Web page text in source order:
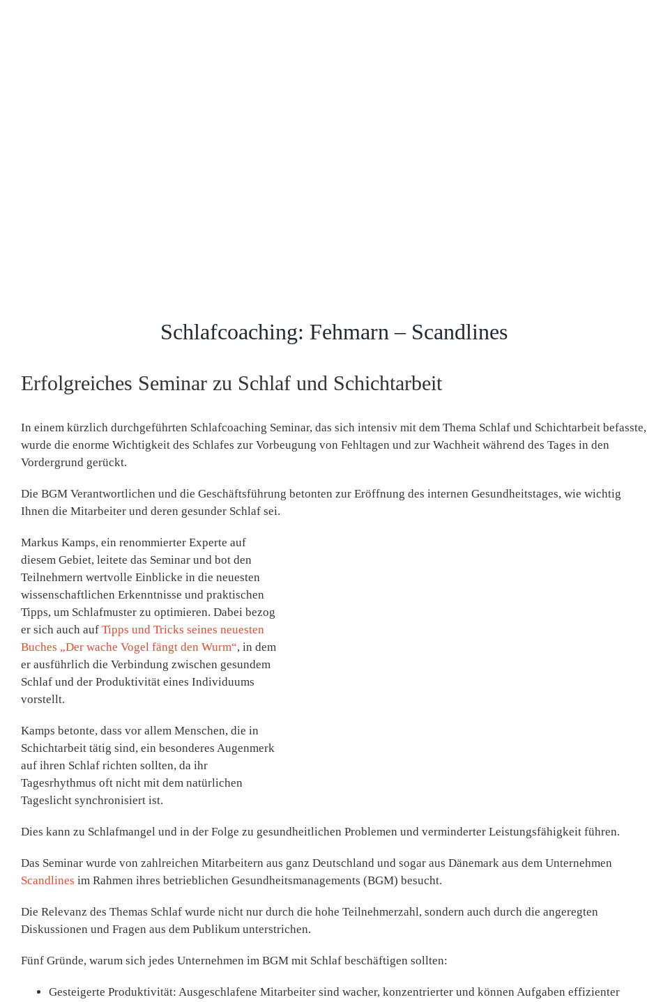
Schlafcoaching: Fehmarn – Scandlines
Erfolgreiches Seminar zu Schlaf und Schichtarbeit
In einem kürzlich durchgeführten Schlafcoaching Seminar, das sich intensiv mit dem Thema Schlaf und Schichtarbeit befasste,
wurde die enorme Wichtigkeit des Schlafes zur Vorbeugung von Fehltagen und zur Wachheit während des Tages in den
Vordergrund gerückt.
Die BGM Verantwortlichen und die Geschäftsführung betonten zur Eröffnung des internen Gesundheitstages, wie wichtig
Ihnen die Mitarbeiter und deren gesunder Schlaf sei.
Markus Kamps, ein renommierter Experte auf
diesem Gebiet, leitete das Seminar und bot den
Teilnehmern wertvolle Einblicke in die neuesten
wissenschaftlichen Erkenntnisse und praktischen
Tipps, um Schlafmuster zu optimieren. Dabei bezog
er sich auch auf Tipps und Tricks seines neuesten
Buches „Der wache Vogel fängt den Wurm“, in dem
er ausführlich die Verbindung zwischen gesundem
Schlaf und der Produktivität eines Individuums
vorstellt.
Kamps betonte, dass vor allem Menschen, die in
Schichtarbeit tätig sind, ein besonderes Augenmerk
auf ihren Schlaf richten sollten, da ihr
Tagesrhythmus oft nicht mit dem natürlichen
Tageslicht synchronisiert ist.
Dies kann zu Schlafmangel und in der Folge zu gesundheitlichen Problemen und verminderter Leistungsfähigkeit führen.
Das Seminar wurde von zahlreichen Mitarbeitern aus ganz Deutschland und sogar aus Dänemark aus dem Unternehmen
Scandlines im Rahmen ihres betrieblichen Gesundheitsmanagements (BGM) besucht.
Die Relevanz des Themas Schlaf wurde nicht nur durch die hohe Teilnehmerzahl, sondern auch durch die angeregten
Diskussionen und Fragen aus dem Publikum unterstrichen.
Fünf Gründe, warum sich jedes Unternehmen im BGM mit Schlaf beschäftigen sollten:
Gesteigerte Produktivität: Ausgeschlafene Mitarbeiter sind wacher, konzentrierter und können Aufgaben effizienter